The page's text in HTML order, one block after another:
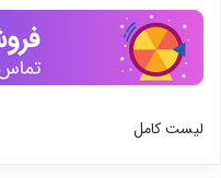
لیست کامل